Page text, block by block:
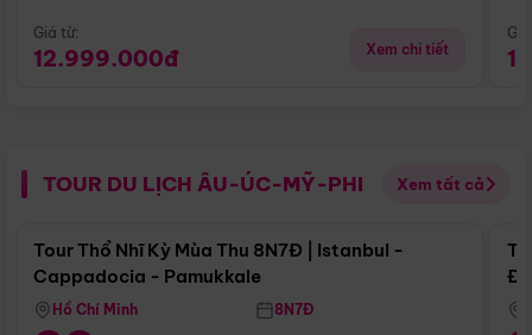
Giá từ:
12.999.000đ Xem chi tiết
TOUR DU LỊCH ÂU-ÚC-MỸ-PHI Xem tất cả
Điểm nổi bật
Tour Thổ Nhĩ Kỳ Mùa Thu 8N7Đ | Istanbul -
Cappadocia - Pamukkale
Hồ Chí Minh 8N7Đ